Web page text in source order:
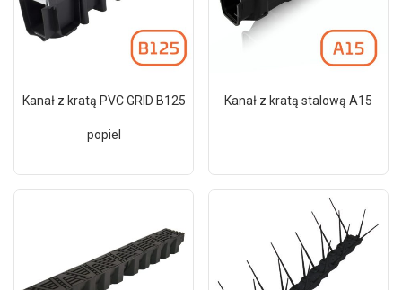
Kanał z kratą PVC GRID B125
popiel
Kanał z kratą stalową A15